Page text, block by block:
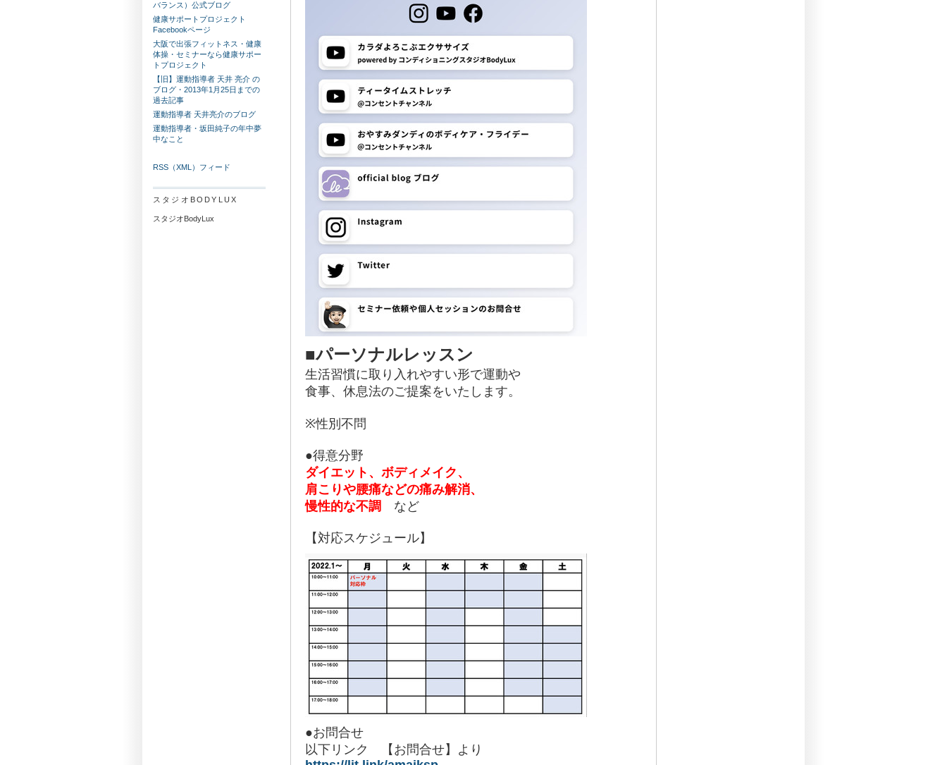
バランス）公式ブログ
健康サポートプロジェクト
Facebookページ
大阪で出張フィットネス・健康
体操・セミナーなら健康サポー
トプロジェクト
【旧】運動指導者 天井 亮介 の
ブログ・2013年1月25日までの
過去記事
運動指導者 天井亮介のブログ
運動指導者・坂田純子の年中夢
中なこと
RSS（XML）フィード
スタジオBODYLUX
スタジオBodyLux
■パーソナルレッスン
生活習慣に取り入れやすい形で運動や
食事、休息法のご提案をいたします。
※性別不問
●得意分野
ダイエット、ボディメイク、
肩こりや腰痛などの痛み解消、
慢性的な不調 など
【対応スケジュール】
●お問合せ
以下リンク 【お問合せ】より